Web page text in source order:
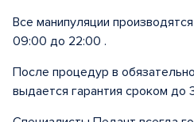
Все манипуляции
09:00 до 22:00 .
После процедур в
выдается гарантия сроком до